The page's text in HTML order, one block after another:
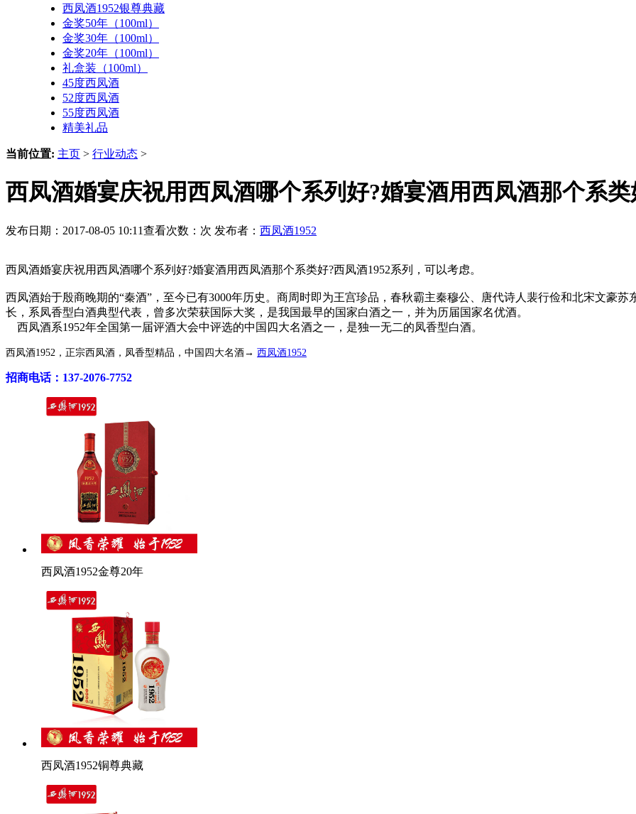
西凤酒1952银尊典藏
金奖50年（100ml）
金奖30年（100ml）
金奖20年（100ml）
礼盒装（100ml）
45度西凤酒
52度西凤酒
55度西凤酒
精美礼品
当前位置: 主页 > 行业动态 >
西凤酒婚宴庆祝用西凤酒哪个系列好?婚宴酒用西凤酒那个系类
发布日期：2017-08-05 10:11查看次数： 次 发布者： 西凤酒1952
西凤酒婚宴庆祝用西凤酒哪个系列好?婚宴酒用西凤酒那个系类好?西凤酒1952系列，可以考虑。
西凤酒始于殷商晚期的“秦酒”，至今已有3000年历史。商周时即为王宫珍品，春秋霸主秦穆公、唐代诗人裴行俭和北宋文豪
长，系凤香型白酒典型代表，曾多次荣获国际大奖，是我国最早的国家白酒之一，并为历届国家名优酒。
西凤酒系1952年全国第一届评酒大会中评选的中国四大名酒之一，是独一无二的凤香型白酒。
西凤酒1952，正宗西凤酒，凤香型精品，中国四大名酒→ 西凤酒1952
招商电话：137-2076-7752
西凤酒1952金尊20年
西凤酒1952铜尊典藏